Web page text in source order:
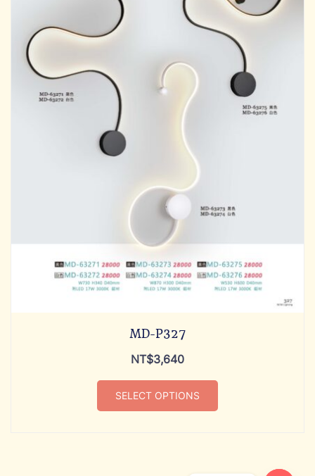
MD-P327
NT$3,640
SELECT OPTIONS